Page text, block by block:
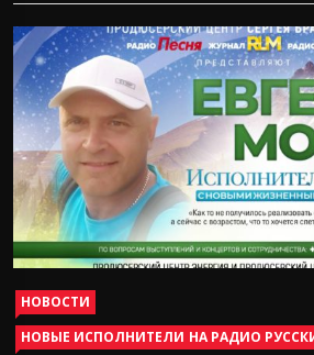
НОВОСТИ
НОВЫЕ ИСПОЛНИТЕЛИ НА РАДИО